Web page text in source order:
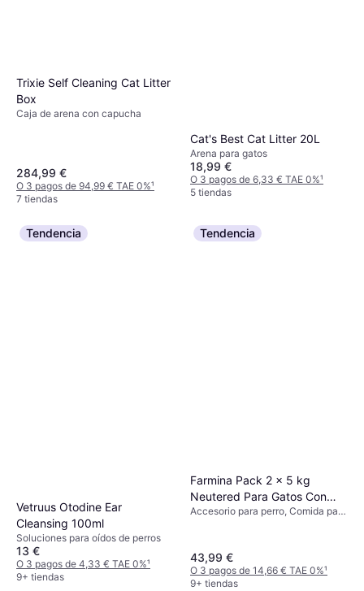
Trixie Self Cleaning Cat Litter
Box
Caja de arena con capucha
284,99 €
O 3 pagos de 94,99 € TAE 0%¹
7 tiendas
Cat's Best Cat Litter 20L
Arena para gatos
18,99 €
O 3 pagos de 6,33 € TAE 0%¹
5 tiendas
Tendencia
Vetruus Otodine Ear
Cleansing 100ml
Soluciones para oídos de perros
13 €
O 3 pagos de 4,33 € TAE 0%¹
9+ tiendas
Tendencia
Farmina Pack 2 x 5 kg
Neutered Para Gatos Con
Pollo
Accesorio para perro, Comida para
43,99 €
O 3 pagos de 14,66 € TAE 0%¹
9+ tiendas